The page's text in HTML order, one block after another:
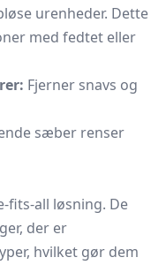
urenheder. Dette
med fedtet eller
Fjerner snavs og
sæber renser
fits-all løsning. De
der er
hvilket gør dem